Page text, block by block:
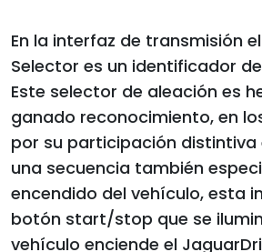
En la interfaz de transmisión
Selector es un identificador
Este selector de aleación es
ganado reconocimiento, en
por su participación distintiva
una secuencia también
encendido del vehículo, esta
botón start/stop que se
vehículo enciende el